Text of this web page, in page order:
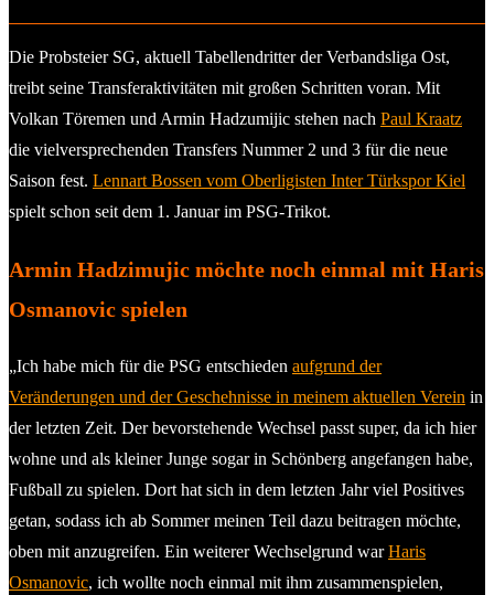
Die Probsteier SG, aktuell Tabellendritter der Verbandsliga Ost,
treibt seine Transferaktivitäten mit großen Schritten voran. Mit
Volkan Töremen und Armin Hadzumijic stehen nach Paul Kraatz
die vielversprechenden Transfers Nummer 2 und 3 für die neue
Saison fest. Lennart Bossen vom Oberligisten Inter Türkspor Kiel
spielt schon seit dem 1. Januar im PSG-Trikot.
Armin Hadzimujic möchte noch einmal mit Haris
Osmanovic spielen
„Ich habe mich für die PSG entschieden aufgrund der
Veränderungen und der Geschehnisse in meinem aktuellen Verein in
der letzten Zeit. Der bevorstehende Wechsel passt super, da ich hier
wohne und als kleiner Junge sogar in Schönberg angefangen habe,
Fußball zu spielen. Dort hat sich in dem letzten Jahr viel Positives
getan, sodass ich ab Sommer meinen Teil dazu beitragen möchte,
oben mit anzugreifen. Ein weiterer Wechselgrund warHaris
Osmanovic, ich wollte noch einmal mit ihm zusammenspielen,